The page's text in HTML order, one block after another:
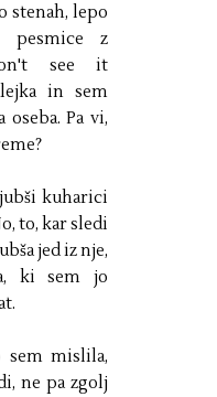
stenah, lepo
pesmice z
see it
in sem
Pa vi,
kuharici
to, kar sledi
jed iz nje,
ki sem jo
sem mislila,
ne pa zgolj